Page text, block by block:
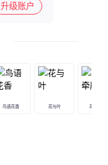
升级账户
鸟语花香 花与叶 花花牵藤